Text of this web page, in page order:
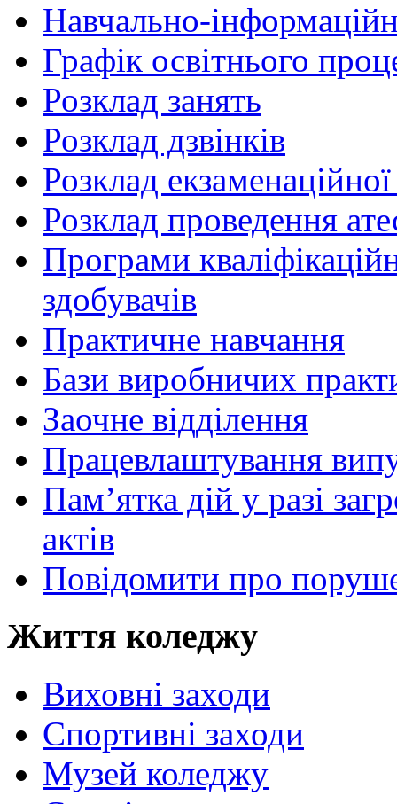
Навчально-
Графік освітнього
Розклад занять
Розклад дзвінків
Розклад екзаменаційної
Розклад проведення
Програми
здобувачів
Практичне навчання
Бази виробничих
Заочне відділення
Працевлаштування
Пам’ятка дій у разі
актів
Повідомити про
Життя коледжу
Виховні заходи
Спортивні заходи
Музей коледжу